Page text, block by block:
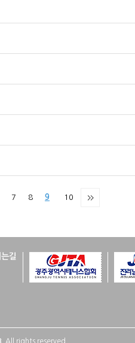
7 8 9 10
길
All rights reserved.